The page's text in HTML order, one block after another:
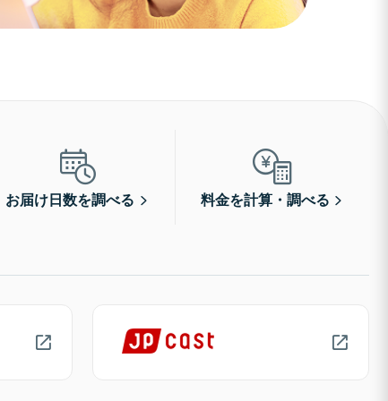
お届け日数を調べる 料金を計算・調べる